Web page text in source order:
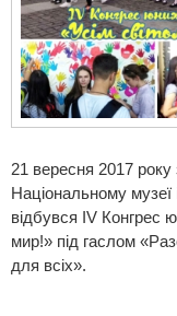
21 вересня 2017
Національному музеї
відбувся IV Конгрес
мир!» під гаслом
для всіх».